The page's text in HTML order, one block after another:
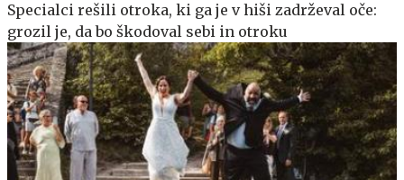
Specialci rešili otroka, ki ga je v hiši zadrževal oče:
grozil je, da bo škodoval sebi in otroku